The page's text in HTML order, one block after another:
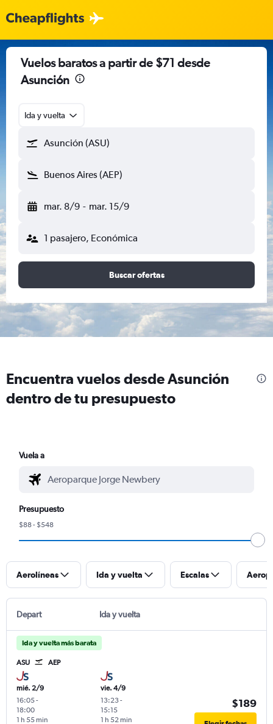
Vuelos baratos a partir de $71 desde
Asunción
Ida y vuelta
Asunción (ASU)
Buenos Aires (AEP)
mar. 8/9 - mar. 15/9
1 pasajero, Económica
Buscar ofertas
Encuentra vuelos desde Asunción
dentro de tu presupuesto
Vuela a
Presupuesto
$88 - $548
Aerolíneas Ida y vuelta Escalas
Depart Ida y vuelta
Ida y vuelta más barata
ASU AEP
mié. 2/9
16:05-
18:00
1 h 55 min
vie. 4/9
13:23-
15:15
1 h 52 min
$189